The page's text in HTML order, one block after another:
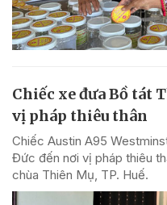
Chiếc xe đưa Bồ tát
vị pháp thiêu thân
Chiếc Austin A95
Đức đến nơi vị pháp thiêu
chùa Thiên Mụ, TP. Huế.